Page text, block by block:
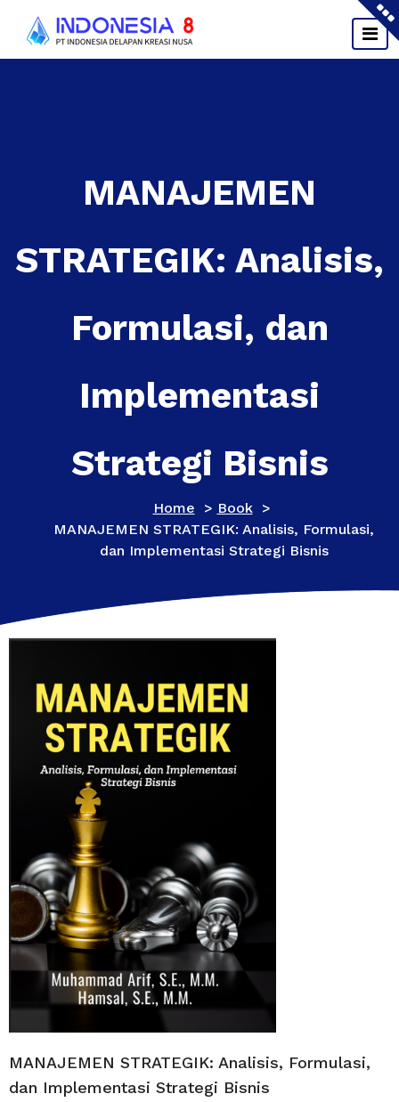
MANAJEMEN
STRATEGIK: Analisis,
Formulasi, dan
Implementasi
Strategi Bisnis
Home > Book>
MANAJEMEN STRATEGIK: Analisis, Formulasi,
dan Implementasi Strategi Bisnis
MANAJEMEN STRATEGIK: Analisis, Formulasi,
dan Implementasi Strategi Bisnis